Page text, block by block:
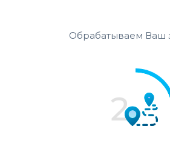
Обрабатываем Ваш